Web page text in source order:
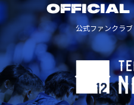
OFFICIAL
公式ファンクラブ